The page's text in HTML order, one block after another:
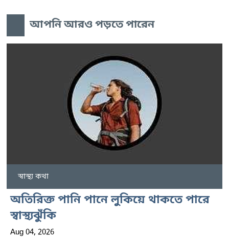
আপনি আরও পড়তে পারেন
স্বাস্থ্য কথা
অতিরিক্ত পানি পানে লুকিয়ে থাকতে পারে
স্বাস্থ্যঝুঁকি
Aug 04, 2026